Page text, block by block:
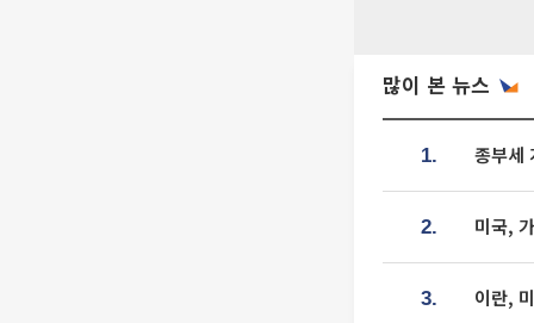
많이 본 뉴스
1. 종부세
2. 미국,
3. 이란,